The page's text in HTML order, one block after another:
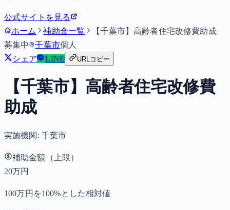
公式サイトを見る
ホーム
補助金一覧
【千葉市】高齢者住宅改修費助成
募集中
千葉市個人
シェア
LINE URLコピー
【千葉市】高齢者住宅改修費
助成
実施機関: 千葉市
補助金額（上限）
20万円
100万円を100%とした相対値